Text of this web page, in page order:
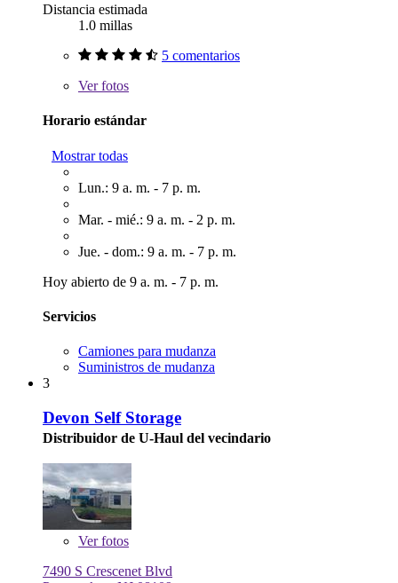
Distancia estimada
1.0 millas
5 comentarios
Verfotos
Horario estándar
Mostrar todas
Lun.: 9 a. m. - 7 p. m.
Mar. - mié.: 9 a. m. - 2 p. m.
Jue. - dom.: 9 a. m. - 7 p. m.
Hoy abierto de 9 a. m. - 7 p. m.
Servicios
Camiones para mudanza
Suministros de mudanza
3
Devon Self Storage
Distribuidor de U-Haul del vecindario
Verfotos
7490 S Crescenet Blvd